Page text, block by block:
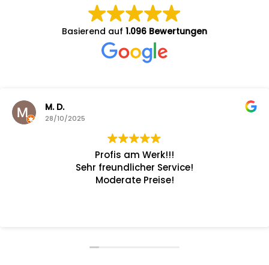
Basierend auf 1.096 Bewertungen
Profis am Werk!!!
freundlicher Service!